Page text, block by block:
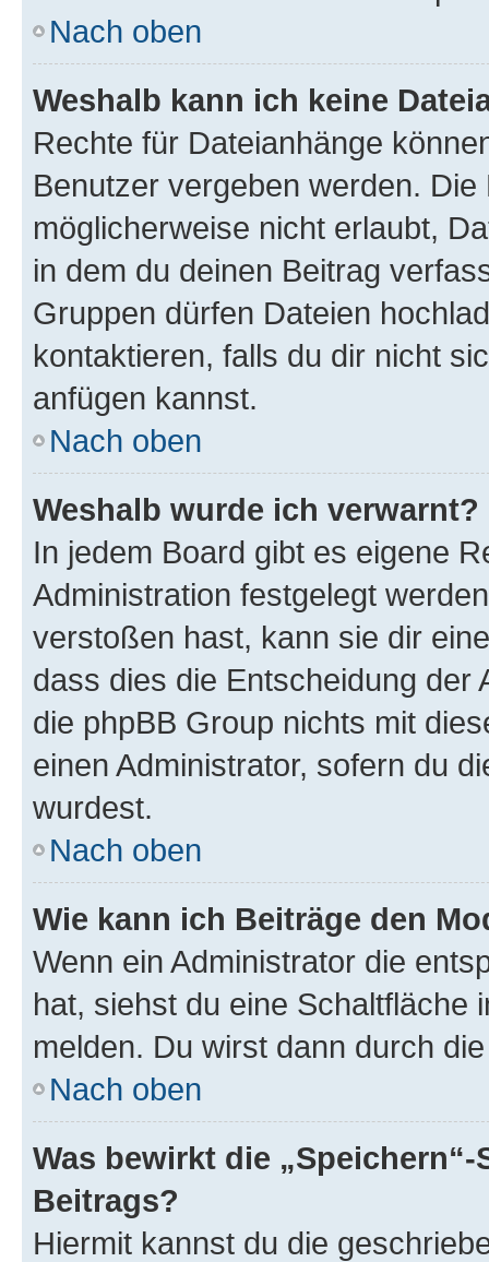
Nach oben
Weshalb kann ich keine
Rechte für Dateianhänge
Benutzer vergeben werden.
möglicherweise nicht erlaubt,
in dem du deinen Beitrag
Gruppen dürfen Dateien
kontaktieren, falls du dir nicht
anfügen kannst.
Nach oben
Weshalb wurde ich verwarnt?
In jedem Board gibt es eigene
Administration festgelegt
verstoßen hast, kann sie dir
dass dies die Entscheidung der
die phpBB Group nichts mit
einen Administrator, sofern du
wurdest.
Nach oben
Wie kann ich Beiträge den
Wenn ein Administrator die
hat, siehst du eine Schaltfläche
melden. Du wirst dann durch
Nach oben
Was bewirkt die
Beitrags?
Hiermit kannst du die